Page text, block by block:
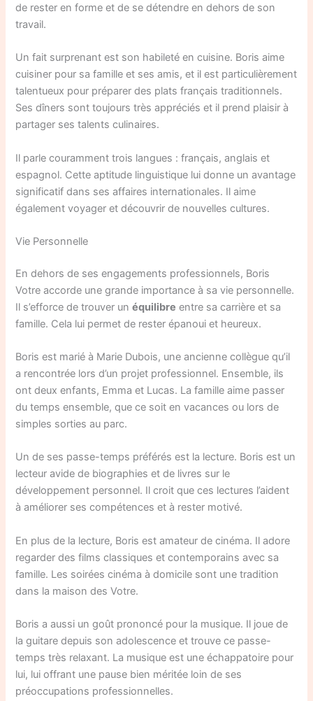
de rester en forme et de se détendre en dehors de son
travail.
Un fait surprenant est son habileté en cuisine. Boris aime
cuisiner pour sa famille et ses amis, et il est particulièrement
talentueux pour préparer des plats français traditionnels.
Ses dîners sont toujours très appréciés et il prend plaisir à
partager ses talents culinaires.
Il parle couramment trois langues : français, anglais et
espagnol. Cette aptitude linguistique lui donne un avantage
significatif dans ses affaires internationales. Il aime
également voyager et découvrir de nouvelles cultures.
Vie Personnelle
En dehors de ses engagements professionnels, Boris
Votre accorde une grande importance à sa vie personnelle.
Il s’efforce de trouver unéquilibre entre sa carrière et sa
famille. Cela lui permet de rester épanoui et heureux.
Boris est marié à Marie Dubois, une ancienne collègue qu’il
a rencontrée lors d’un projet professionnel. Ensemble, ils
ont deux enfants, Emma et Lucas. La famille aime passer
du temps ensemble, que ce soit en vacances ou lors de
simples sorties au parc.
Un de ses passe-temps préférés est la lecture. Boris est un
lecteur avide de biographies et de livres sur le
développement personnel. Il croit que ces lectures l’aident
à améliorer ses compétences et à rester motivé.
En plus de la lecture, Boris est amateur de cinéma. Il adore
regarder des films classiques et contemporains avec sa
famille. Les soirées cinéma à domicile sont une tradition
dans la maison des Votre.
Boris a aussi un goût prononcé pour la musique. Il joue de
la guitare depuis son adolescence et trouve ce passe-
temps très relaxant. La musique est une échappatoire pour
lui, lui offrant une pause bien méritée loin de ses
préoccupations professionnelles.